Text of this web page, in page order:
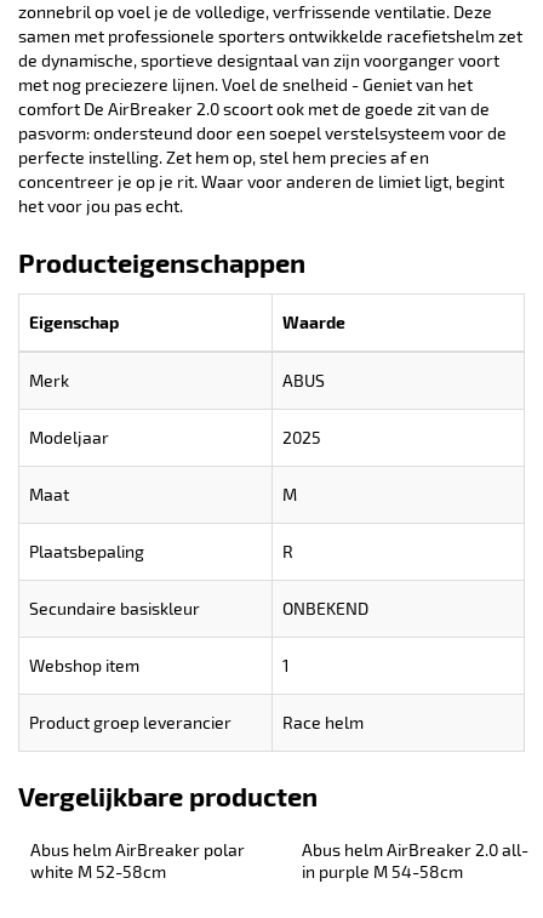
zonnebril op voel je de volledige, verfrissende ventilatie. Deze
samen met professionele sporters ontwikkelde racefietshelm zet
de dynamische, sportieve designtaal van zijn voorganger voort
met nog preciezere lijnen. Voel de snelheid - Geniet van het
comfort De AirBreaker 2.0 scoort ook met de goede zit van de
pasvorm: ondersteund door een soepel verstelsysteem voor de
perfecte instelling. Zet hem op, stel hem precies af en
concentreer je op je rit. Waar voor anderen de limiet ligt, begint
het voor jou pas echt.
Producteigenschappen
Eigenschap Waarde
Merk ABUS
Modeljaar 2025
Maat M
Plaatsbepaling R
Secundaire basiskleur ONBEKEND
Webshop item 1
Product groep leverancier Race helm
Vergelijkbare producten
Abus helm AirBreaker polar
white M 52-58cm
Abus helm AirBreaker 2.0 all-
in purple M 54-58cm